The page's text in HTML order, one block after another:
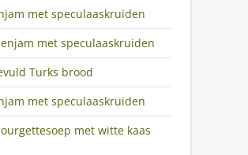
met speculaaskruiden
met speculaaskruiden
Turks brood
met speculaaskruiden
met witte kaas